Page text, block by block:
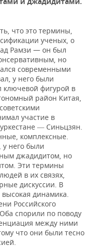
что это термины,
ученых, о
Рамзи — он был
но
современными
у него были
ключевой фигурой в
район Китая,
участие в
— Синьцзян.
комплексные.
него были
джадидитом, но
Эти термины
в их связях,
дискуссии. В
высокая динамика.
Российского
спорили по поводу
между ними
что они были тесно